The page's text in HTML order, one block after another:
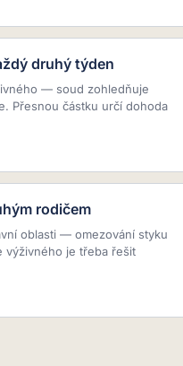
druhý týden
— soud zohledňuje
Přesnou částku určí dohoda
rodičem
oblasti — omezování styku
výživného je třeba řešit